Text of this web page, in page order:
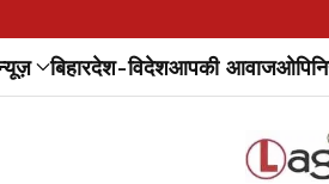
बिहारदेश-विदेशआपकी आवाज